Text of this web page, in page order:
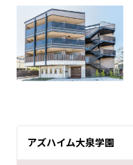
アズハイム大泉学園